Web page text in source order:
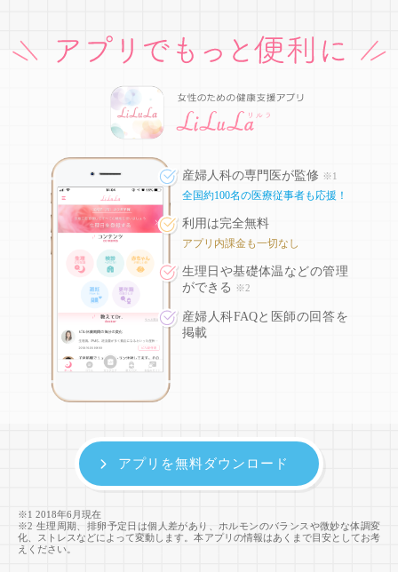
産婦人科の専門医が監修 ※1
全国約100名の医療従事者も応援！
利用は完全無料
アプリ内課金も一切なし
生理日や基礎体温などの管理
ができる
※2
産婦人科FAQと医師の回答を
掲載
※1 2018年6月現在
※2 生理周期、排卵予定日は個人差があり、ホルモンのバランスや微妙な体調変
化、ストレスなどによって変動します。本アプリの情報はあくまで目安としてお考
えください。
アプリを無料ダウンロード